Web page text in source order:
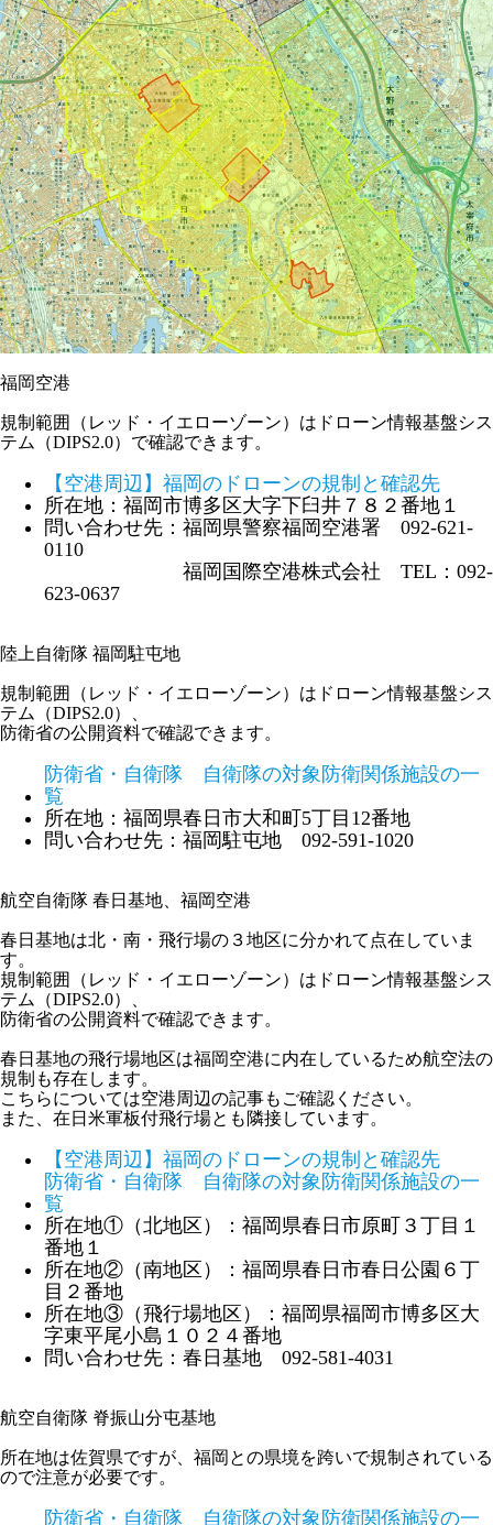
福岡空港
規制範囲（レッド・イエローゾーン）はドローン情報基盤シス
テム（DIPS2.0）で確認できます。
【空港周辺】福岡のドローンの規制と確認先
所在地：福岡市博多区大字下臼井７８２番地１
問い合わせ先：福岡県警察福岡空港署 092-621-
0110
福岡国際空港株式会社 TEL：092-
623-0637
陸上自衛隊 福岡駐屯地
規制範囲（レッド・イエローゾーン）はドローン情報基盤シス
テム（DIPS2.0）、
防衛省の公開資料で確認できます。
防衛省・自衛隊 自衛隊の対象防衛関係施設の一
覧
所在地：福岡県春日市大和町5丁目12番地
問い合わせ先：福岡駐屯地 092-591-1020
航空自衛隊 春日基地、福岡空港
春日基地は北・南・飛行場の３地区に分かれて点在していま
す。
規制範囲（レッド・イエローゾーン）はドローン情報基盤シス
テム（DIPS2.0）、
防衛省の公開資料で確認できます。
春日基地の飛行場地区は福岡空港に内在しているため航空法の
規制も存在します。
こちらについては空港周辺の記事もご確認ください。
また、在日米軍板付飛行場とも隣接しています。
【空港周辺】福岡のドローンの規制と確認先
防衛省・自衛隊 自衛隊の対象防衛関係施設の一
覧
所在地①（北地区）：福岡県春日市原町３丁目１
番地１
所在地②（南地区）：福岡県春日市春日公園６丁
目２番地
所在地③（飛行場地区）：福岡県福岡市博多区大
字東平尾小島１０２４番地
問い合わせ先：春日基地 092-581-4031
航空自衛隊 脊振山分屯基地
所在地は佐賀県ですが、福岡との県境を跨いで規制されている
ので注意が必要です。
防衛省・自衛隊 自衛隊の対象防衛関係施設の一